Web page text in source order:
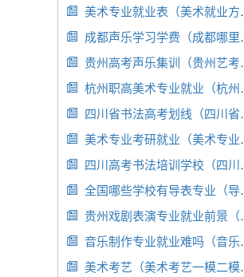
 美术专业就业表（美术就业方向图）
 成都声乐学习学费（成都哪里有学声乐的培训班啊）
 贵州高考声乐集训（贵州艺考声乐）
 杭州职高美术专业就业（杭州哪些职高有美术专业）
 四川省书法高考划线（四川省书法艺考录取率）
 美术专业考研就业（美术专业考研就业方向）
 四川高考书法培训学校（四川高考书法培训学校有哪些）
 全国哪些学校有导表专业（导表属于表演还是编导）
 贵州戏剧表演专业就业前景（贵州戏剧表演专业就业前景怎么样）
 音乐制作专业就业难吗（音乐制作就业一般选哪些地方）
 美术考艺（美术考艺一模二模分数差别大,不稳,怎么办）